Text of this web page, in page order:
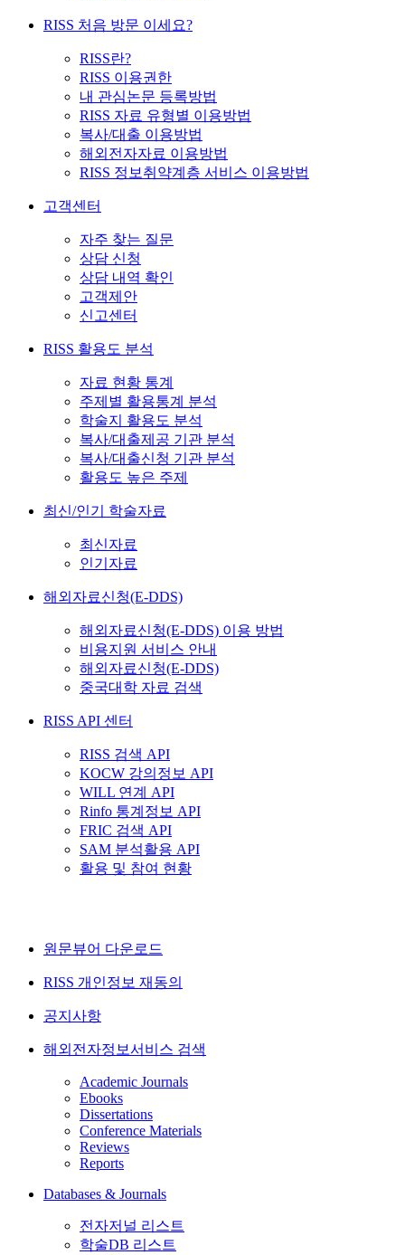
RISS 처음 방문 이세요?
RISS란?
RISS 이용권한
내 관심논문 등록방법
RISS 자료 유형별 이용방법
복사/대출 이용방법
해외전자자료 이용방법
RISS 정보취약계층 서비스 이용방법
고객센터
자주 찾는 질문
상담 신청
상담 내역 확인
고객제안
신고센터
RISS 활용도 분석
자료 현황 통계
주제별 활용통계 분석
학술지 활용도 분석
복사/대출제공 기관 분석
복사/대출신청 기관 분석
활용도 높은 주제
최신/인기 학술자료
최신자료
인기자료
해외자료신청(E-DDS)
해외자료신청(E-DDS) 이용 방법
비용지원 서비스 안내
해외자료신청(E-DDS)
중국대학 자료 검색
RISS API 센터
RISS 검색 API
KOCW 강의정보 API
WILL 연계 API
Rinfo 통계정보 API
FRIC 검색 API
SAM 분석활용 API
활용 및 참여 현황
원문뷰어 다운로드
RISS 개인정보 재동의
공지사항
해외전자정보서비스 검색
Academic Journals
Ebooks
Dissertations
Conference Materials
Reviews
Reports
Databases & Journals
전자저널 리스트
학술DB 리스트